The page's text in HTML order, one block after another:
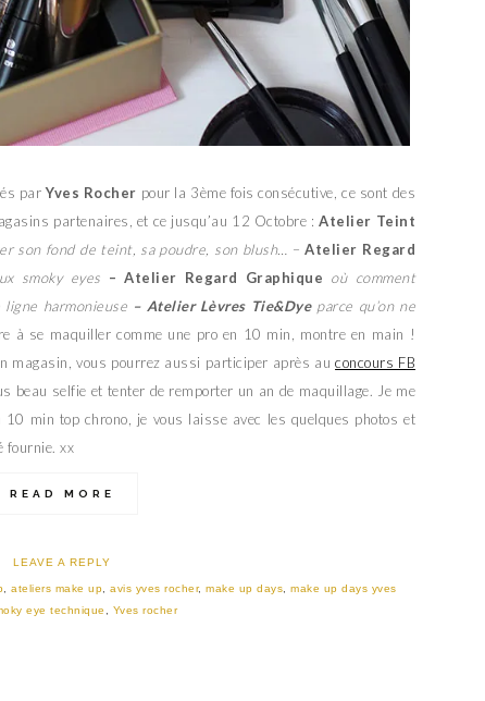
parYves Rocher pour la 3ème fois consécutive, ce sont des
partenaires, et ce jusqu’au 12 Octobre :Atelier Teint
son fond de teint, sa poudre, son blush… – Atelier Regard
smoky eyes – Atelier Regard Graphique où comment
harmonieuse – Atelier Lèvres Tie&Dye parce qu’on ne
à se maquiller comme une pro en 10 min, montre en main !
magasin, vous pourrez aussi participer après auconcours FB
beau selfie et tenter de remporter un an de maquillage. Je me
min top chrono, je vous laisse avec les quelques photos et
fournie. xx
READ MORE
LEAVE A REPLY
, ateliers make up, avis yves rocher, make up days, make up days yves
eye technique , Yves rocher